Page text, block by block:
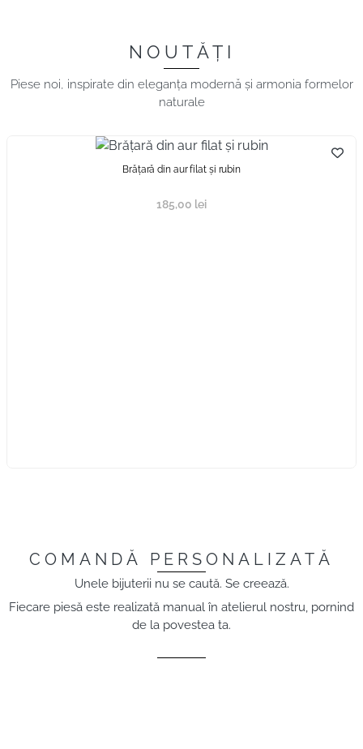
NOUTĂȚI
Piese noi, inspirate din eleganța modernă și armonia formelor
naturale
Brăţară din aur filat și rubin
185,00 lei
COMANDĂ PERSONALIZATĂ
Unele bijuterii nu se caută. Se creează.
Fiecare piesă este realizată manual în atelierul nostru, pornind
de la povestea ta.